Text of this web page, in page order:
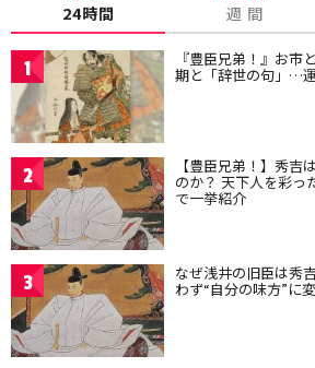
24時間 週 間
1 『豊臣兄弟！』お市
期と「辞世の句」…
2 【豊臣兄弟！】秀吉
のか？ 天下人を彩っ
で一挙紹介
3 なぜ浅井の旧臣は秀
わず“自分の味方”に